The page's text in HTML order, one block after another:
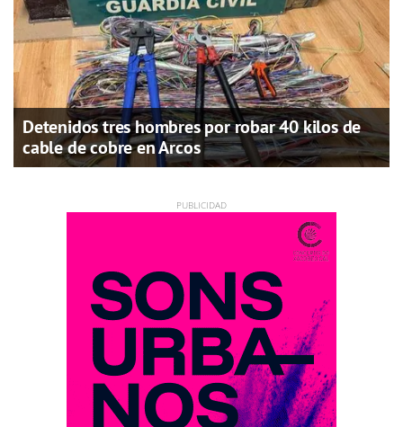
Detenidos tres hombres por robar 40 kilos de
cable de cobre en Arcos